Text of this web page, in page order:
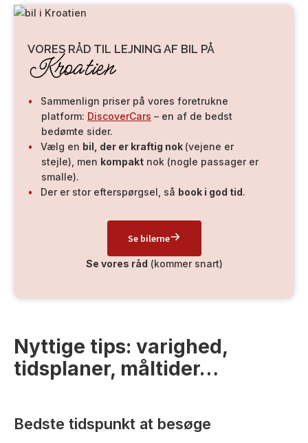
VORES RÅD TIL LEJNING AF BIL PÅ
Kroatien
Sammenlign priser på vores foretrukne
platform: DiscoverCars – en af de bedst
bedømte sider.
Vælg en bil, der er kraftig nok (vejene er
stejle), men kompakt nok (nogle passager er
smalle).
Der er stor efterspørgsel, så book i god tid.
Se bilerne
Se vores råd (kommer snart)
Nyttige tips: varighed,
tidsplaner, måltider…
Bedste tidspunkt at besøge